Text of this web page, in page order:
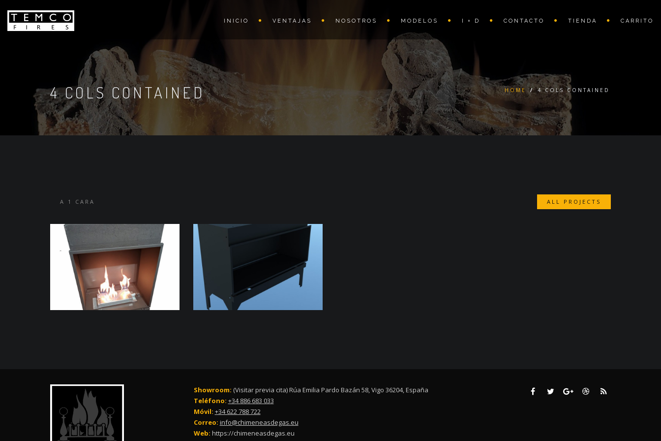
INICIO VENTAJAS NOSOTROS MODELOS I + D CONTACTO TIENDA CARRITO
4 COLS CONTAINED HOME / 4 COLS CONTAINED
ALL PROJECTS
A 1 CARA
Showroom: (Visitar previa cita) Rúa Emilia Pardo Bazán 58, Vigo 36204, España
Teléfono: +34 886 683 033
Móvil: +34 622 788 722
Correo: info@chimeneasdegas.eu
Web: https://chimeneasdegas.eu